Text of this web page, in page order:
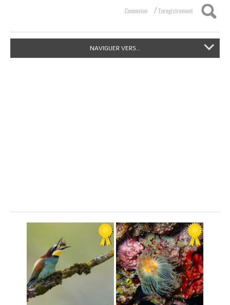
Connexion / Enregistrement
NAVIGUER VERS...